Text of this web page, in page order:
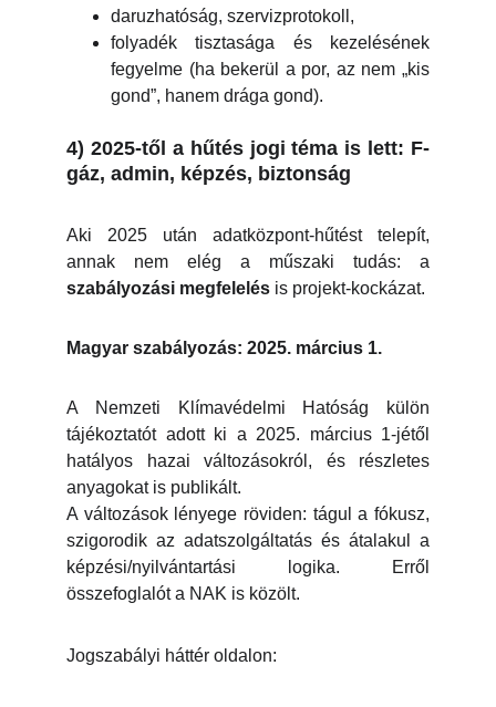
daruzhatóság, szervizprotokoll,
folyadék tisztasága és kezelésének
fegyelme (ha bekerül a por, az nem „kis
gond”, hanem drága gond).
4) 2025-től a hűtés jogi téma is lett: F-
gáz, admin, képzés, biztonság
Aki 2025 után adatközpont-hűtést telepít,
annak nem elég a műszaki tudás: a
szabályozási megfelelés is projekt-kockázat.
Magyar szabályozás: 2025. március 1.
A Nemzeti Klímavédelmi Hatóság külön
tájékoztatót adott ki a 2025. március 1-jétől
hatályos hazai változásokról, és részletes
anyagokat is publikált.
A változások lényege röviden: tágul a fókusz,
szigorodik az adatszolgáltatás és átalakul a
képzési/nyilvántartási logika. Erről
összefoglalót a NAK is közölt.
Jogszabályi háttér oldalon: